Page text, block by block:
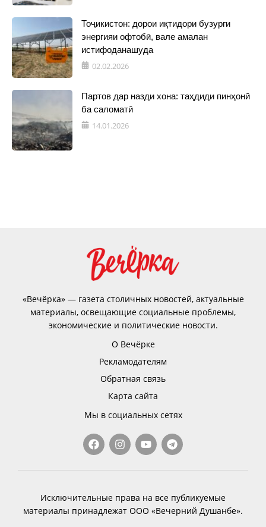
Тоҷикистон: дорои иқтидори бузурги
энергияи офтобӣ, вале амалан
истифоданашуда
02.02.2026
Партов дар назди хона: таҳдиди пинҳонӣ
ба саломатӣ
14.01.2026
«Вечёрка» — газета столичных новостей, актуальные
материалы, освещающие социальные проблемы,
экономические и политические новости.
О Вечёрке
Рекламодателям
Обратная связь
Карта сайта
Мы в социальных сетях
Исключительные права на все публикуемые
материалы принадлежат ООО «Вечерний Душанбе».